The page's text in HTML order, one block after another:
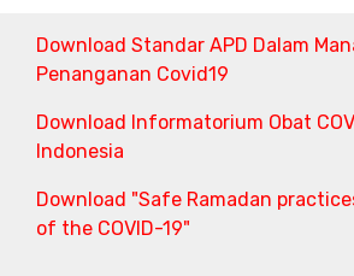
Download Standar APD Dalam
Penanganan Covid19
Download Informatorium Obat
Indonesia
Download "Safe Ramadan
of the COVID-19"